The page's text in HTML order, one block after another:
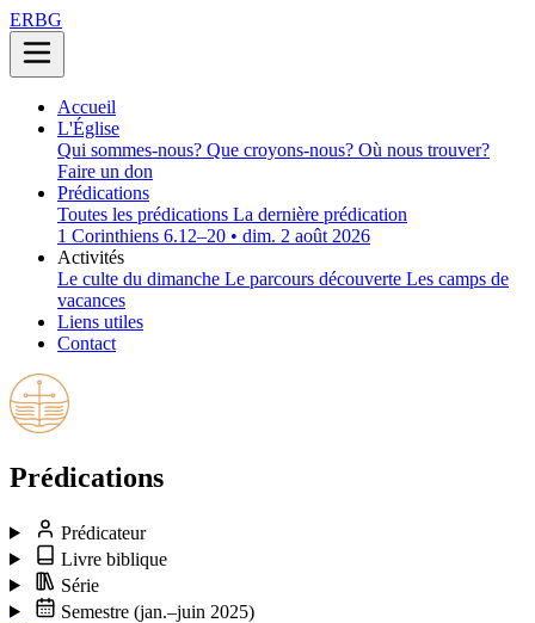
ERBG
Accueil
L'Église
Qui sommes-nous? Que croyons-nous? Où nous trouver?
Faire un don
Prédications
Toutes les prédications La dernière prédication
1 Corinthiens 6.12–20 • dim. 2 août 2026
Activités
Le culte du dimanche Le parcours découverte Les camps de
vacances
Liens utiles
Contact
Prédications
Prédicateur
Livre biblique
Série
Semestre (jan.–juin 2025)